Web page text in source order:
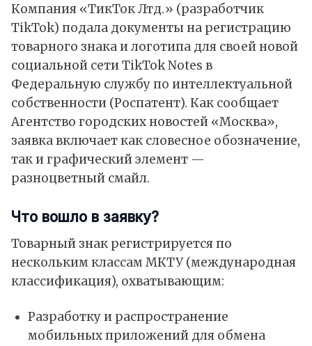
Компания «ТикТок Лтд.» (разработчик
TikTok) подала документы на регистрацию
товарного знака и логотипа для своей новой
социальной сети TikTok Notes в
Федеральную службу по интеллектуальной
собственности (Роспатент). Как сообщает
Агентство городских новостей «Москва»,
заявка включает как словесное обозначение,
так и графический элемент —
разноцветный смайл.
Что вошло в заявку?
Товарный знак регистрируется по
нескольким классам МКТУ (международная
классификация), охватывающим:
Разработку и распространение
мобильных приложений для обмена